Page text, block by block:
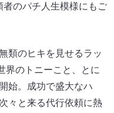
のパチ人生模様にもご
類のヒキを見せるラッ
界のトニーこと、とに
始。成功で盛大なハ
と来る代行依頼に熱